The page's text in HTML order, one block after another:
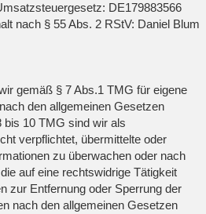
DE179883566
nach § 55 Abs. 2 RStV: Daniel Blum
gemäß § 7 Abs.1 TMG für eigene
den allgemeinen Gesetzen
10 TMG sind wir als
verpflichtet, übermittelte oder
zu überwachen oder nach
auf eine rechtswidrige Tätigkeit
zur Entfernung oder Sperrung der
nach den allgemeinen Gesetzen